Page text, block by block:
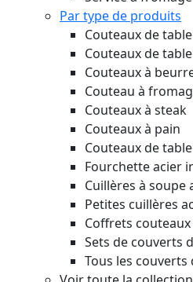
Par type de produits
Couteaux de
Couteaux de
Couteaux à
Couteau à
Couteaux à steak
Couteaux à pain
Couteaux de
Fourchette acier
Cuillères à soupe
Petites cuillères
Coffrets
Sets de couverts
Tous les couverts